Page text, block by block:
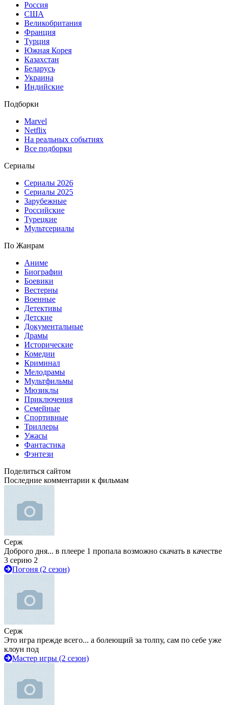
Россия
США
Великобритания
Франция
Турция
Южная Корея
Казахстан
Беларусь
Украина
Индийские
Подборки
Marvel
Netflix
На реальных событиях
Все подборки
Сериалы
Сериалы 2026
Сериалы 2025
Зарубежные
Российские
Турецкие
Мультсериалы
По Жанрам
Аниме
Биографии
Боевики
Вестерны
Военные
Детективы
Детские
Документальные
Драмы
Исторические
Комедии
Криминал
Мелодрамы
Мультфильмы
Мюзиклы
Приключения
Семейные
Спортивные
Триллеры
Ужасы
Фантастика
Фэнтези
Поделиться сайтом
Последние комментарии к фильмам
Серж
Доброго дня... в плеере 1 пропала возможно скачать в качестве
3 серию 2
Погоня (2 сезон)
Серж
Это игра прежде всего... а болеющий за толпу, сам по себе уже
клоун под
Мастер игры (2 сезон)